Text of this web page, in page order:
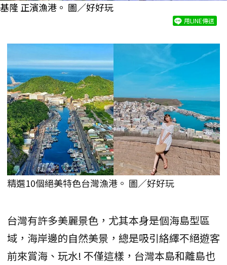
基隆 正濱漁港。 圖／好好玩
用LINE傳送
精選10個絕美特色台灣漁港。 圖／好好玩
台灣有許多美麗景色，尤其本身是個海島型區
域，海岸邊的自然美景，總是吸引絡繹不絕遊客
前來賞海、玩水! 不僅這樣，台灣本島和離島也